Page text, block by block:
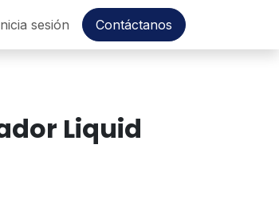
sesión Contáctanos
Liquid